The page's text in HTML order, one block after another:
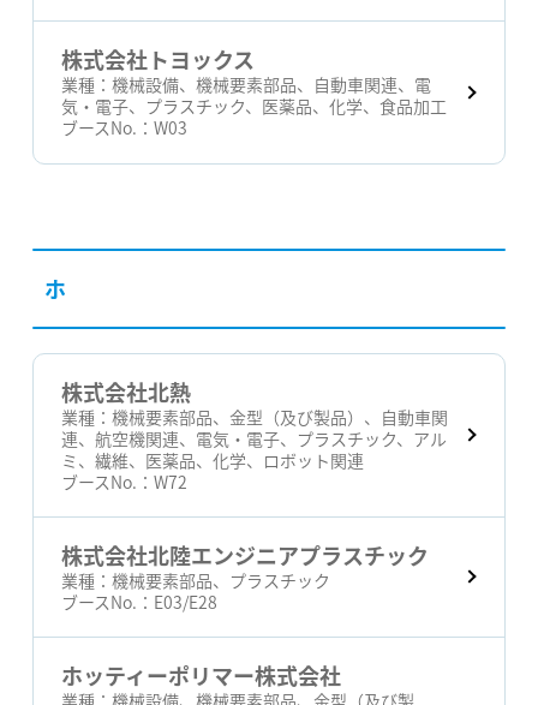
株式会社トヨックス
業種：機械設備、機械要素部品、自動車関連、電
気・電子、プラスチック、医薬品、化学、食品加工
ブースNo.：W03
ホ
株式会社北熱
業種：機械要素部品、金型（及び製品）、自動車関
連、航空機関連、電気・電子、プラスチック、アル
ミ、繊維、医薬品、化学、ロボット関連
ブースNo.：W72
株式会社北陸エンジニアプラスチック
業種：機械要素部品、プラスチック
ブースNo.： E03/E28
ホッティーポリマー株式会社